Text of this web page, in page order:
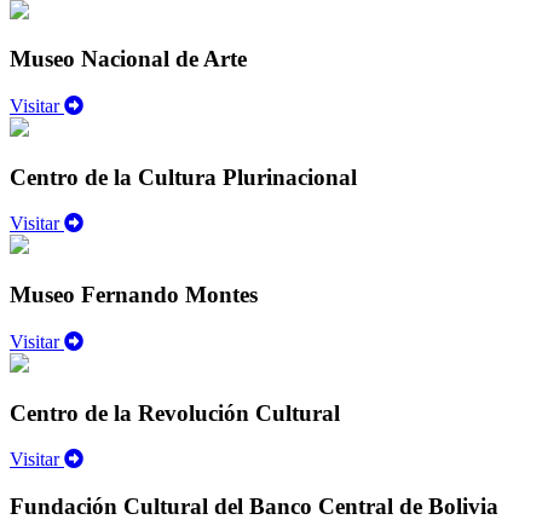
Museo Nacional de Arte
Visitar
Centro de la Cultura Plurinacional
Visitar
Museo Fernando Montes
Visitar
Centro de la Revolución Cultural
Visitar
Fundación Cultural del Banco Central de Bolivia